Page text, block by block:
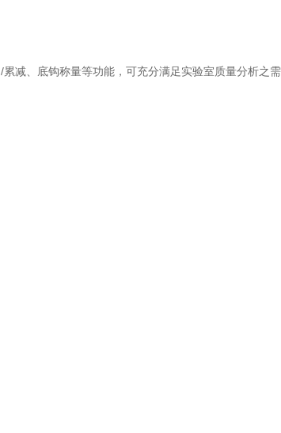
、底钩称量等功能，可充分满足实验室质量分析之